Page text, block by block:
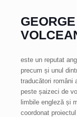
GEORGE
este un reputat
precum și unul
traducători români
peste șaizeci de
limbile engleză și
coordonat proiectul